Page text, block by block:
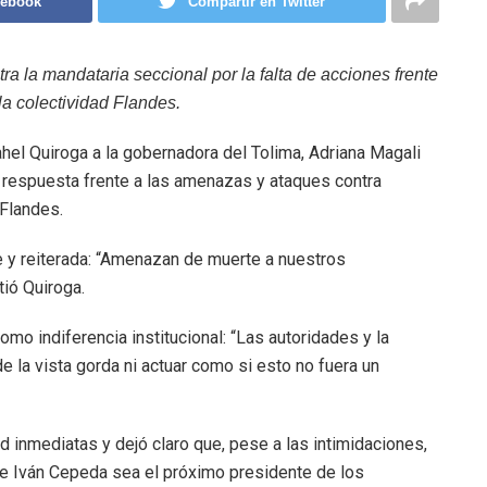
la mandataria seccional por la falta de acciones frente
colectividad Flandes.
Quiroga a la gobernadora del Tolima, Adriana Magali
frente a las amenazas y ataques contra
reiterada: “Amenazan de muerte a nuestros
Quiroga.
indiferencia institucional: “Las autoridades y la
la vista gorda ni actuar como si esto no fuera un
inmediatas y dejó claro que, pese a las intimidaciones,
Iván Cepeda sea el próximo presidente de los